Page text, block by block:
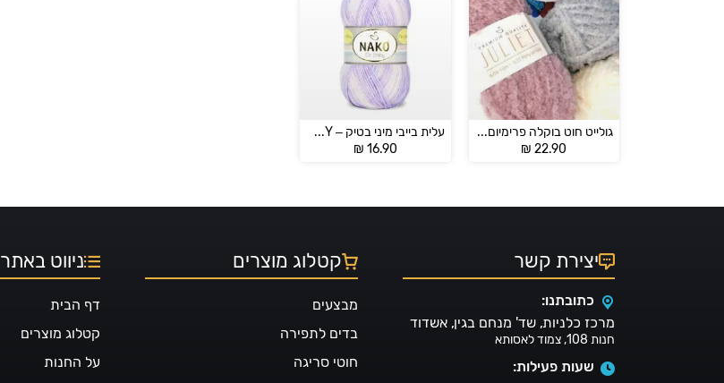
גולייט חוט בוקלה פרימיום – JULIET
₪ 22.90
עלית בייבי מיני בטיק – ELITE BABY
₪ 16.90
יצירת קשר
כתובתנו:
מרכז כלניות, שד' מנחם בגין, אשדוד
חנות 108, צמוד לאסותא
שעות פעילות:
קטלוג מוצרים
מבצעים
בדים לתפירה
חוטי סריגה
ניווט באתר
דף הבית
קטלוג מוצרים
על החנות